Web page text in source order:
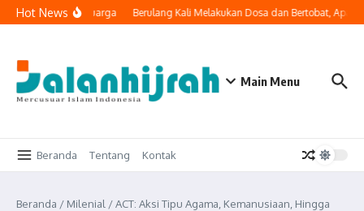
Lewati ke konten
Hot News
ke Ruang Keluarga Berulang Kali Melakukan Dosa dan Bertobat,
Main Menu
Beranda Tentang Kontak
Beranda / Milenial /ACT: Aksi Tipu Agama, Kemanusiaan, Hingga